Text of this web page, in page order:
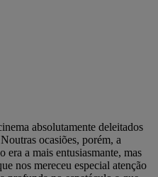
absolutamente deleitados
ocasiões, porém, a
era a mais entusiasmante, mas
nos mereceu especial atenção